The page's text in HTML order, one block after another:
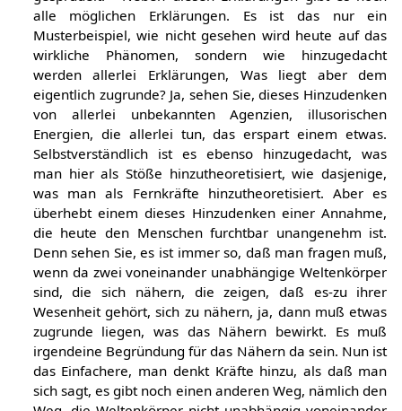
alle möglichen Erklärungen. Es ist das nur ein
Musterbeispiel, wie nicht gesehen wird heute auf das
wirkliche Phänomen, sondern wie hinzugedacht
werden allerlei Erklärungen, Was liegt aber dem
eigentlich zugrunde? Ja, sehen Sie, dieses Hinzudenken
von allerlei unbekannten Agenzien, illusorischen
Energien, die allerlei tun, das erspart einem etwas.
Selbstverständlich ist es ebenso hinzugedacht, was
man hier als Stöße hinzutheoretisiert, wie dasjenige,
was man als Fernkräfte hinzutheoretisiert. Aber es
überhebt einem dieses Hinzudenken einer Annahme,
die heute den Menschen furchtbar unangenehm ist.
Denn sehen Sie, es ist immer so, daß man fragen muß,
wenn da zwei voneinander unabhängige Weltenkörper
sind, die sich nähern, die zeigen, daß es-zu ihrer
Wesenheit gehört, sich zu nähern, ja, dann muß etwas
zugrunde liegen, was das Nähern bewirkt. Es muß
irgendeine Begründung für das Nähern da sein. Nun ist
das Einfachere, man denkt Kräfte hinzu, als daß man
sich sagt, es gibt noch einen anderen Weg, nämlich den